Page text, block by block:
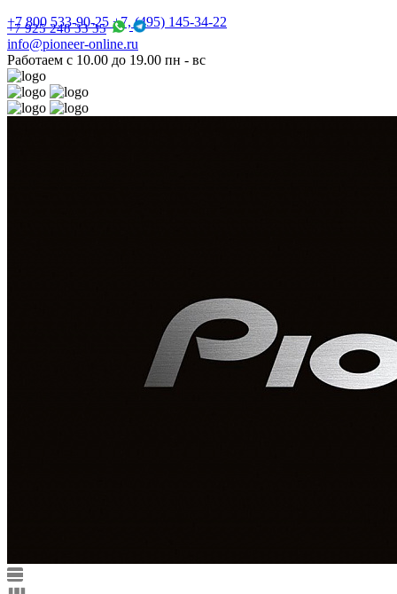
+7 800 533-90-25 +7, (495) 145-34-22
+7 925 248 33 35
info@pioneer-online.ru
Работаем с 10.00 до 19.00 пн - вс